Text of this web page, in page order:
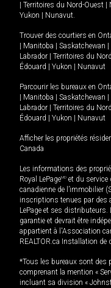
Territoires du Nord-Ouest
Yukon
Nunavut.
Trouver des courtiers en
Manitoba Saskatchewan
Labrador
Territoires du
Édouard
Yukon Nunavut
Parcourir les bureaux en
Manitoba Saskatchewan
Labrador
Territoires du
Édouard
Yukon Nunavut
Afficher les propriétés
Canada
Les informations des
Royal LePageMD et du
canadienne de l’immobilier
inscriptions tenues par des
LePage et ses
garantie et devrait être
appartient à l'Association
REALTOR.ca Installation
*Tous les bureaux sont des
comprenant la mention «
incluant sa division «